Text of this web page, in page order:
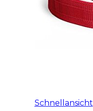
Schnellansicht